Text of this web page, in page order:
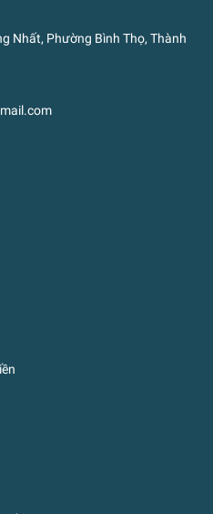
Nhất, Phường Bình Thọ, Thành